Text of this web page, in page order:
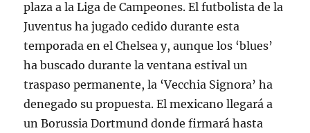
plaza a la Liga de Campeones. El futbolista de la
Juventus ha jugado cedido durante esta
temporada en el Chelsea y, aunque los ‘blues’
ha buscado durante la ventana estival un
traspaso permanente, la ‘Vecchia Signora’ ha
denegado su propuesta. El mexicano llegará a
un Borussia Dortmund donde firmará hasta